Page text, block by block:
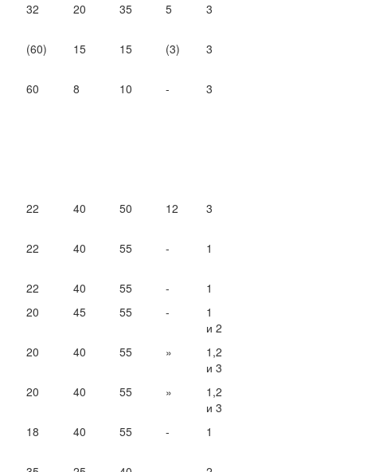
32 20 35 5 3
(60) 15 15 (3) 3
60 8 10 - 3
22 40 50 12 3
22 40 55 - 1
22 40 55 -
1
20 45 55 -
1
и 2
20 40 55 »
1,2
и 3
20 40 55 »
1,2
и 3
18 40 55 - 1